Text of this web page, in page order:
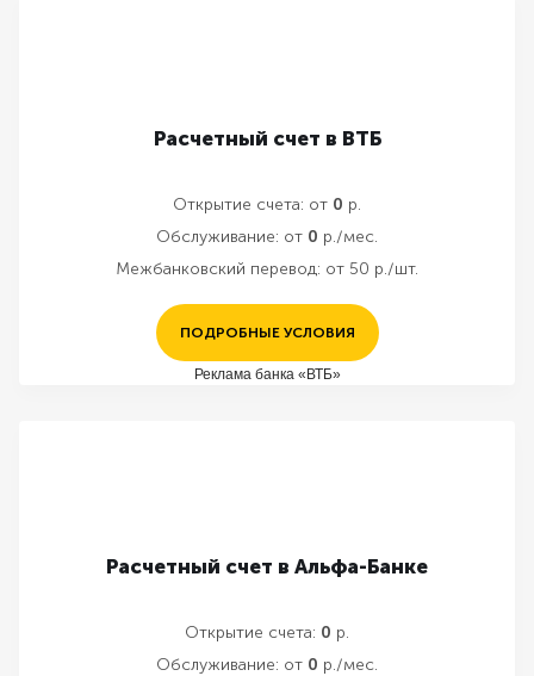
Расчетный счет в ВТБ
Открытие счета: от 0 р.
Обслуживание: от 0 р./мес.
Межбанковский перевод: от 50 р./шт.
ПОДРОБНЫЕ УСЛОВИЯ
Реклама банка «ВТБ»
Расчетный счет в Альфа-Банке
Открытие счета: 0 р.
Обслуживание: от 0 р./мес.